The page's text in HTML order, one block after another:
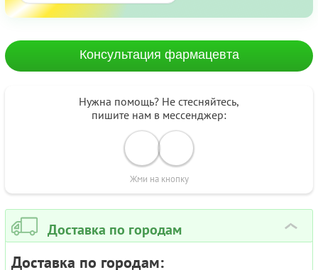
Консультация фармацевта
Нужна помощь? Не стесняйтесь,
пишите нам в мессенджер:
Жми на кнопку
Доставка по городам ›
Доставка по городам: